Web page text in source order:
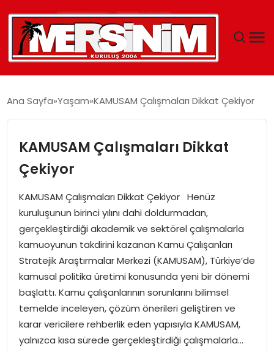
YAŞAM
GÜNCEL
EĞITIM
SPOR
EKONOMI
MAGAZIN
DÜNYA
Ana Sayfa Yaşam KAMUSAM Çalışmaları Dikkat Çekiyor
KAMUSAM Çalışmaları Dikkat
Çekiyor
KAMUSAM Çalışmaları Dikkat Çekiyor Henüz
kuruluşunun birinci yılını dahi doldurmadan,
gerçekleştirdiği akademik ve sektörel çalışmalarla
kamuoyunun takdirini kazanan Kamu Çalışanları
Stratejik Araştırmalar Merkezi (KAMUSAM), Türkiye’de
kamusal politika üretimi konusunda yeni bir dönemi
başlattı. Kamu çalışanlarının sorunlarını bilimsel
temelde inceleyen, çözüm önerileri geliştiren ve
karar vericilere rehberlik eden yapısıyla KAMUSAM,
yalnızca kısa sürede gerçekleştirdiği çalışmalarla…